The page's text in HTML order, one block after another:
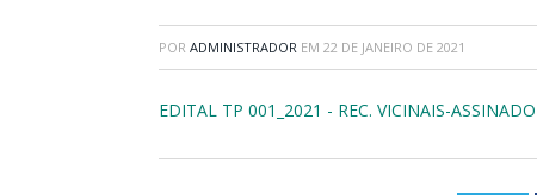
POR ADMINISTRADOR EM 22 DE JANEIRO DE 2021
EDITAL TP 001_2021 - REC. VICINAIS-ASSINADO